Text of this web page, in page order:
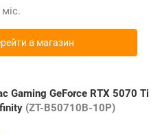
в магазин
Gaming GeForce RTX 5070 Ti
(ZT-B50710B-10P)